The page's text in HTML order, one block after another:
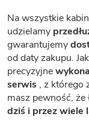
Na wszystkie
udzielamy
gwarantujemy
od daty zakupu.
precyzyjne
serwis , z którego
masz pewność, że
dziś i przez wiele